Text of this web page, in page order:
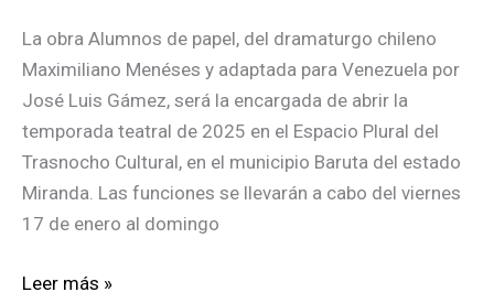
La obra Alumnos de papel, del dramaturgo chileno
Maximiliano Menéses y adaptada para Venezuela por
José Luis Gámez, será la encargada de abrir la
temporada teatral de 2025 en el Espacio Plural del
Trasnocho Cultural, en el municipio Baruta del estado
Miranda. Las funciones se llevarán a cabo del viernes
17 de enero al domingo
«Alumnos
Leer más »